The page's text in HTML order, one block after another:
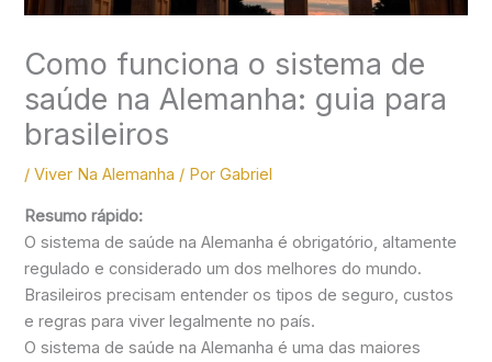
Como funciona o sistema de
saúde na Alemanha: guia para
brasileiros
/Viver Na Alemanha / PorGabriel
Resumo rápido:
O sistema de saúde na Alemanha é obrigatório, altamente
regulado e considerado um dos melhores do mundo.
Brasileiros precisam entender os tipos de seguro, custos
e regras para viver legalmente no país.
O sistema de saúde na Alemanha é uma das maiores